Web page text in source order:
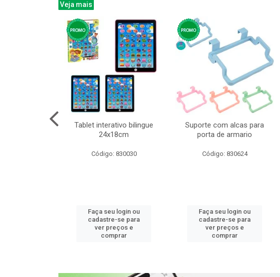
Veja mais
Tablet interativo bilingue
24x18cm
Código: 830030
Faça seu login ou
cadastre-se para
ver preços e
comprar
Suporte com alcas para
porta de armario
Código: 830624
Faça seu login ou
cadastre-se para
ver preços e
comprar